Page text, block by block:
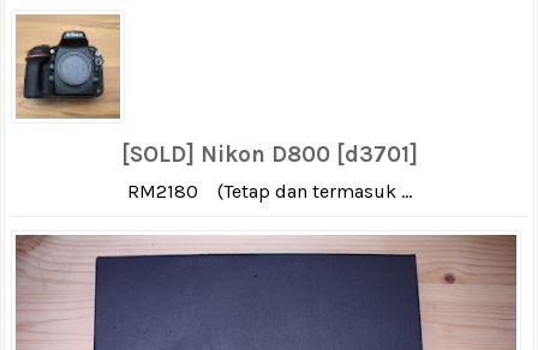
[SOLD] Nikon D800 [d3701]
RM2180 (Tetap dan termasuk ...